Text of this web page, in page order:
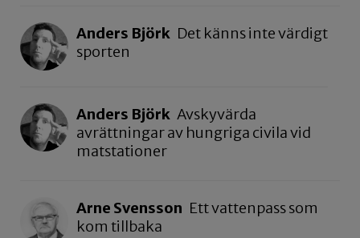
Anders Björk Det känns inte värdigt
sporten
Anders Björk Avskyvärda
avrättningar av hungriga civila vid
matstationer
Arne Svensson Ett vattenpass som
kom tillbaka